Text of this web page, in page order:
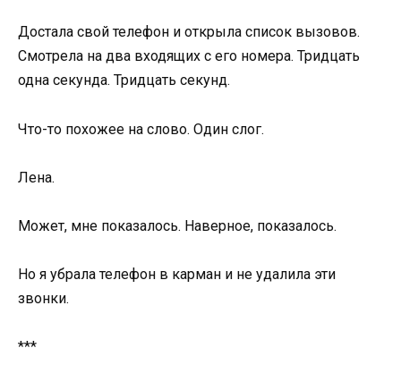
Достала свой телефон и открыла список вызовов.
Смотрела на два входящих с его номера. Тридцать
одна секунда. Тридцать секунд.
Что-то похожее на слово. Один слог.
Лена.
Может, мне показалось. Наверное, показалось.
Но я убрала телефон в карман и не удалила эти
звонки.
***